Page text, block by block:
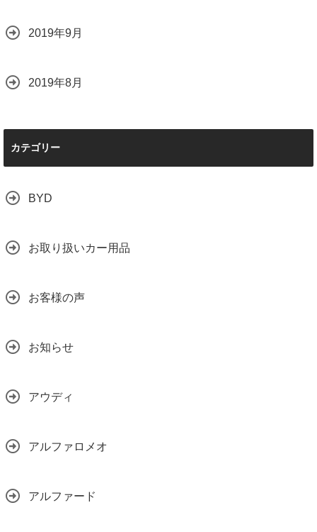
2019年9月
2019年8月
カテゴリー
BYD
お取り扱いカー用品
お客様の声
お知らせ
アウディ
アルファロメオ
アルファード